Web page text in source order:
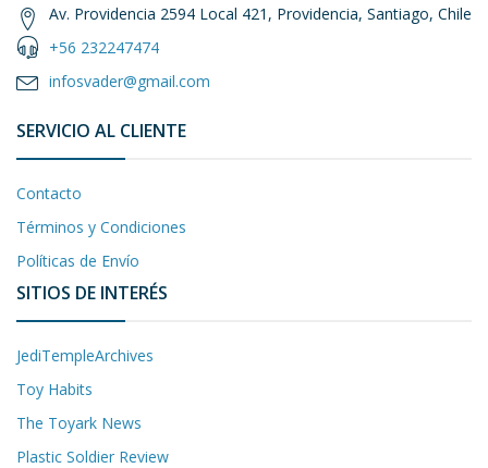
Av. Providencia 2594 Local 421, Providencia, Santiago, Chile
+56 232247474
infosvader@gmail.com
SERVICIO AL CLIENTE
Contacto
Términos y Condiciones
Políticas de Envío
SITIOS DE INTERÉS
JediTempleArchives
Toy Habits
The Toyark News
Plastic Soldier Review